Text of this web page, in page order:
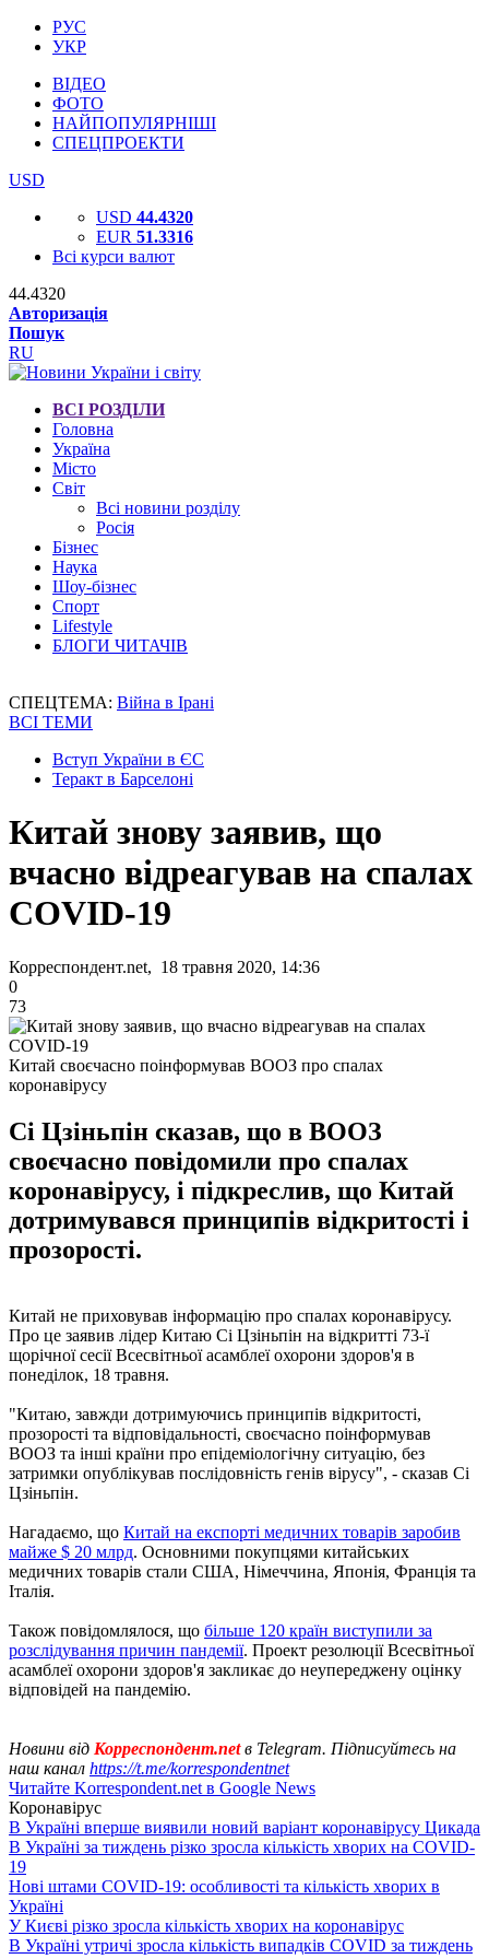
РУС
УКР
ВІДЕО
ФОТО
НАЙПОПУЛЯРНІШІ
СПЕЦПРОЕКТИ
USD
USD 44.4320
EUR 51.3316
Всі курси валют
44.4320
Авторизація
Пошук
RU
ВСІ РОЗДІЛИ
Головна
Україна
Місто
Світ
Всі новини розділу
Росія
Бізнес
Наука
Шоу-бізнес
Спорт
Lifestyle
БЛОГИ ЧИТАЧІВ
СПЕЦТЕМА: Війна в Ірані
ВСІ ТЕМИ
Вступ України в ЄС
Теракт в Барселоні
Китай знову заявив, що
вчасно відреагував на спалах
COVID-19
Корреспондент.net, 18 травня 2020, 14:36
0
73
Китай своєчасно поінформував ВООЗ про спалах
коронавірусу
Сі Цзіньпін сказав, що в ВООЗ
своєчасно повідомили про спалах
коронавірусу, і підкреслив, що Китай
дотримувався принципів відкритості і
прозорості.
Китай не приховував інформацію про спалах коронавірусу.
Про це заявив лідер Китаю Сі Цзіньпін на відкритті 73-ї
щорічної сесії Всесвітньої асамблеї охорони здоров'я в
понеділок, 18 травня.
"Китаю, завжди дотримуючись принципів відкритості,
прозорості та відповідальності, своєчасно поінформував
ВООЗ та інші країни про епідеміологічну ситуацію, без
затримки опублікував послідовність генів вірусу", - сказав Сі
Цзіньпін.
Нагадаємо, що Китай на експорті медичних товарів заробив
майже $ 20 млрд. Основними покупцями китайських
медичних товарів стали США, Німеччина, Японія, Франція та
Італія.
Також повідомлялося, що більше 120 країн виступили за
розслідування причин пандемії. Проект резолюції Всесвітньої
асамблеї охорони здоров'я закликає до неупереджену оцінку
відповідей на пандемію.
Новини від Корреспондент.netв Telegram. Підписуйтесь на
наш канал https://t.me/korrespondentnet
Читайте Korrespondent.net в Google News
Коронавірус
В Україні вперше виявили новий варіант коронавірусу Цикада
В Україні за тиждень різко зросла кількість хворих на COVID-
19
Нові штами COVID-19: особливості та кількість хворих в
Україні
У Києві різко зросла кількість хворих на коронавірус
В Україні утричі зросла кількість випадків COVID за тиждень